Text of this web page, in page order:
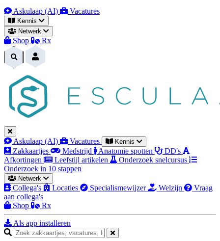
Askulaap (AI) Vacatures
Kennis
Netwerk
Shop Rx
Askulaap (AI) Vacatures Kennis
Zakkaartjes Medstrijd Anatomie spotten
DD's
Afkortingen
Leefstijl artikelen
Onderzoek snelcursus
Onderzoek in 10 stappen
Netwerk
Collega's Locaties Specialismewijzer Welzijn
Vraag
aan collega's
Shop
Rx
Als app installeren